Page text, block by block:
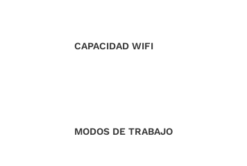
CAPACIDAD WIFI
MODOS DE TRABAJO